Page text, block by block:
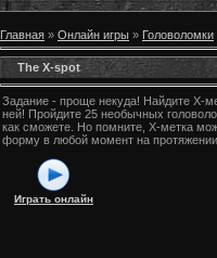
Главная » Онлайн игры » Головоломки
The X-spot
Задание - проще некуда! Найдите X-
ней! Пройдите 25 необычных
как сможете. Но помните, X-метка
форму в любой момент на
Играть онлайн